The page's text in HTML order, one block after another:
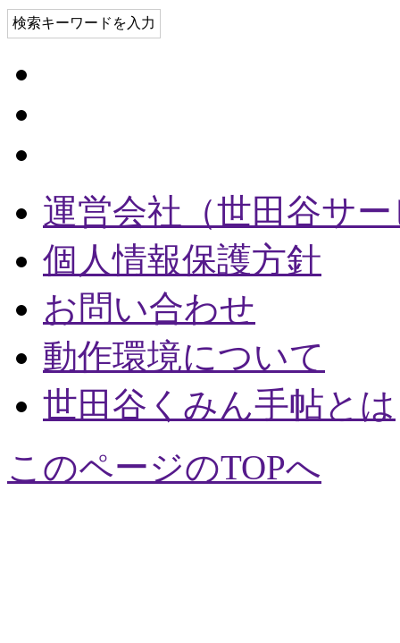
検索キーワードを入力
運営会社（世田谷サ
個人情報保護方針
お問い合わせ
動作環境について
世田谷くみん手帖とは
このページのTOPへ